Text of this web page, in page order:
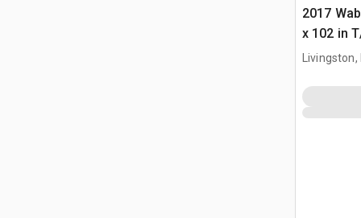
2017
x 102 in
Livingston,